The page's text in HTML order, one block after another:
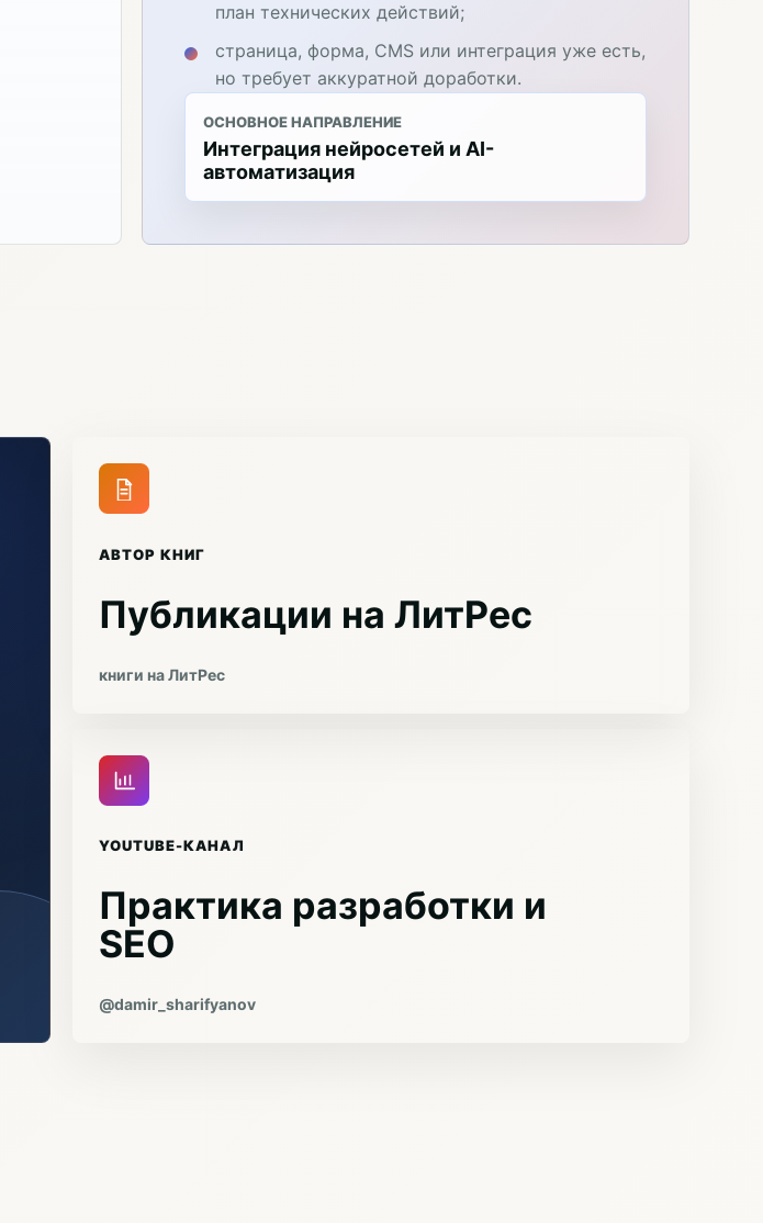
план технических действий;
страница, форма, CMS или интеграция уже есть,
но требует аккуратной доработки.
ОСНОВНОЕ НАПРАВЛЕНИЕ
Интеграция нейросетей и AI-
автоматизация
АВТОР КНИГ
Публикации на ЛитРес
книги на ЛитРес
YOUTUBE-КАНАЛ
Практика разработки и
SEO
@damir_sharifyanov